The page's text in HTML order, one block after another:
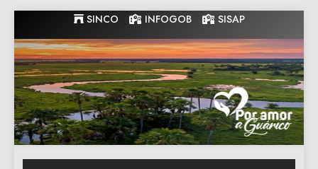
to
content
SINCO INFOGOB SISAP
Gobernacion
de Guarico
Gobernacion de Guarico